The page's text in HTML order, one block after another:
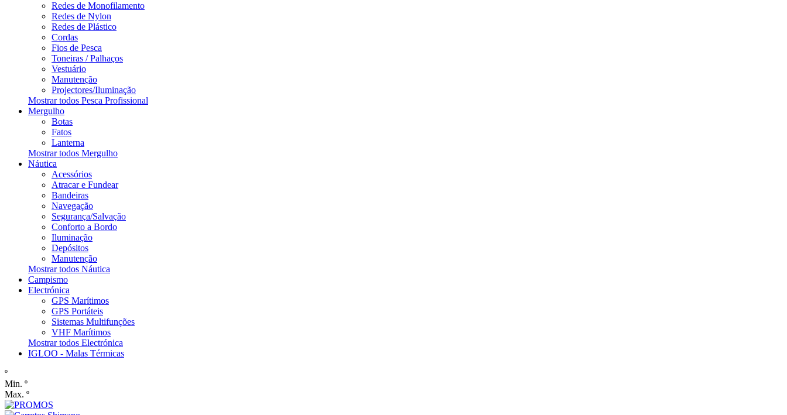
Redes de Monofilamento
Redes de Nylon
Redes de Plástico
Cordas
Fios de Pesca
Toneiras / Palhaços
Vestuário
Manutenção
Projectores/Iluminação
Mostrar todos Pesca Profissional
Mergulho
Botas
Fatos
Lanterna
Mostrar todos Mergulho
Náutica
Acessórios
Atracar e Fundear
Bandeiras
Navegação
Segurança/Salvação
Conforto a Bordo
Iluminação
Depósitos
Manutenção
Mostrar todos Náutica
Campismo
Electrónica
GPS Marítimos
GPS Portáteis
Sistemas Multifunções
VHF Marítimos
Mostrar todos Electrónica
IGLOO - Malas Térmicas
º
Min. º
Max. º